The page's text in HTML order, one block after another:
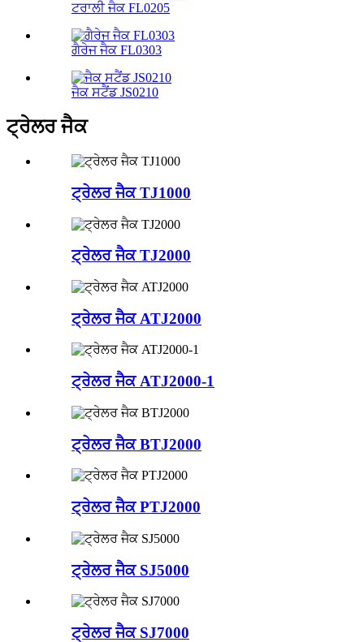
ਟਰਾਲੀ ਜੈਕ FL0205
ਗੈਰੇਜ ਜੈਕ FL0303
ਜੈਕ ਸਟੈਂਡ JS0210
ਟ੍ਰੇਲਰ ਜੈਕ
ਟ੍ਰੇਲਰ ਜੈਕ TJ1000
ਟ੍ਰੇਲਰ ਜੈਕ TJ2000
ਟ੍ਰੇਲਰ ਜੈਕ ATJ2000
ਟ੍ਰੇਲਰ ਜੈਕ ATJ2000-1
ਟ੍ਰੇਲਰ ਜੈਕ BTJ2000
ਟ੍ਰੇਲਰ ਜੈਕ PTJ2000
ਟ੍ਰੇਲਰ ਜੈਕ SJ5000
ਟ੍ਰੇਲਰ ਜੈਕ SJ7000